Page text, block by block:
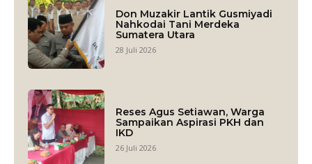
Don Muzakir Lantik Gusmiyadi
Nahkodai Tani Merdeka
Sumatera Utara
28 Juli 2026
Reses Agus Setiawan, Warga
Sampaikan Aspirasi PKH dan
IKD
26 Juli 2026